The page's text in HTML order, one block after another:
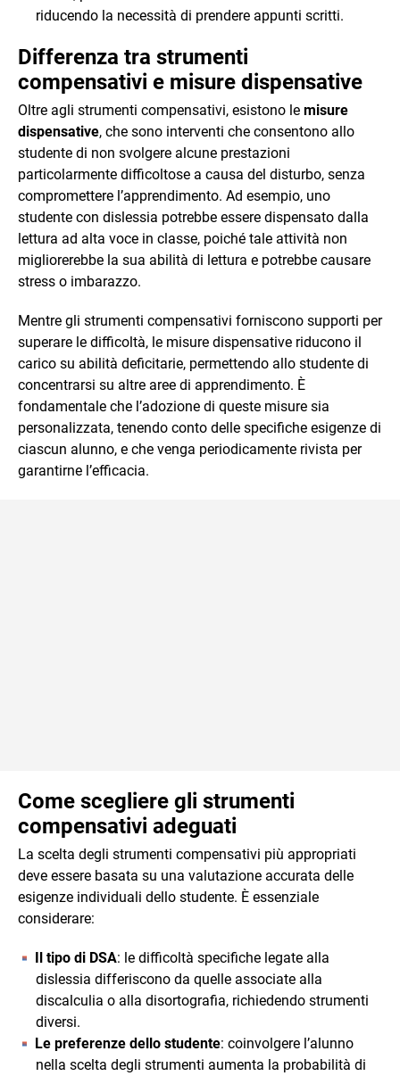
riducendo la necessità di prendere appunti scritti.
Differenza tra strumenti
compensativi e misure dispensative
Oltre agli strumenti compensativi, esistono le misure
dispensative, che sono interventi che consentono allo
studente di non svolgere alcune prestazioni
particolarmente difficoltose a causa del disturbo, senza
compromettere l’apprendimento. Ad esempio, uno
studente con dislessia potrebbe essere dispensato dalla
lettura ad alta voce in classe, poiché tale attività non
migliorerebbe la sua abilità di lettura e potrebbe causare
stress o imbarazzo.
Mentre gli strumenti compensativi forniscono supporti per
superare le difficoltà, le misure dispensative riducono il
carico su abilità deficitarie, permettendo allo studente di
concentrarsi su altre aree di apprendimento. È
fondamentale che l’adozione di queste misure sia
personalizzata, tenendo conto delle specifiche esigenze di
ciascun alunno, e che venga periodicamente rivista per
garantirne l’efficacia.
Come scegliere gli strumenti
compensativi adeguati
La scelta degli strumenti compensativi più appropriati
deve essere basata su una valutazione accurata delle
esigenze individuali dello studente. È essenziale
considerare:
Il tipo di DSA: le difficoltà specifiche legate alla
dislessia differiscono da quelle associate alla
discalculia o alla disortografia, richiedendo strumenti
diversi.
Le preferenze dello studente: coinvolgere l’alunno
nella scelta degli strumenti aumenta la probabilità di